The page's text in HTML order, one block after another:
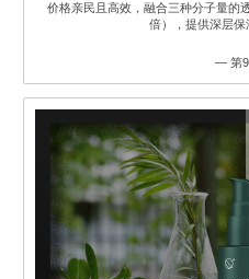
价格亲民且高效，融合三种分子量的
倍），提供深层保
— 第